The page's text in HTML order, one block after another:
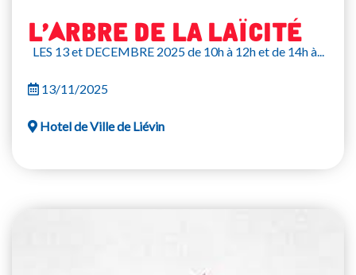
L’Arbre de la Laïcité
LES 13 et DECEMBRE 2025 de 10h à 12h et de 14h à...
13/11/2025
Hotel de Ville de Liévin